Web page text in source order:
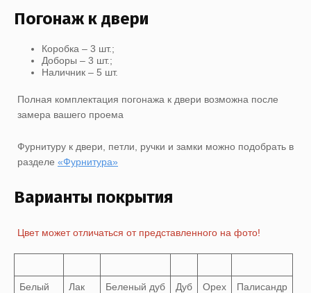
Погонаж к двери
Коробка – 3 шт.;
Доборы – 3 шт.;
Наличник – 5 шт.
Полная комплектация погонажа к двери возможна после
замера вашего проема
Фурнитуру к двери, петли, ручки и замки можно подобрать в
разделе «Фурнитура»
Варианты покрытия
Цвет может отличаться от представленного на фото!
Белый Лак Беленый дуб Дуб Орех Палисандр